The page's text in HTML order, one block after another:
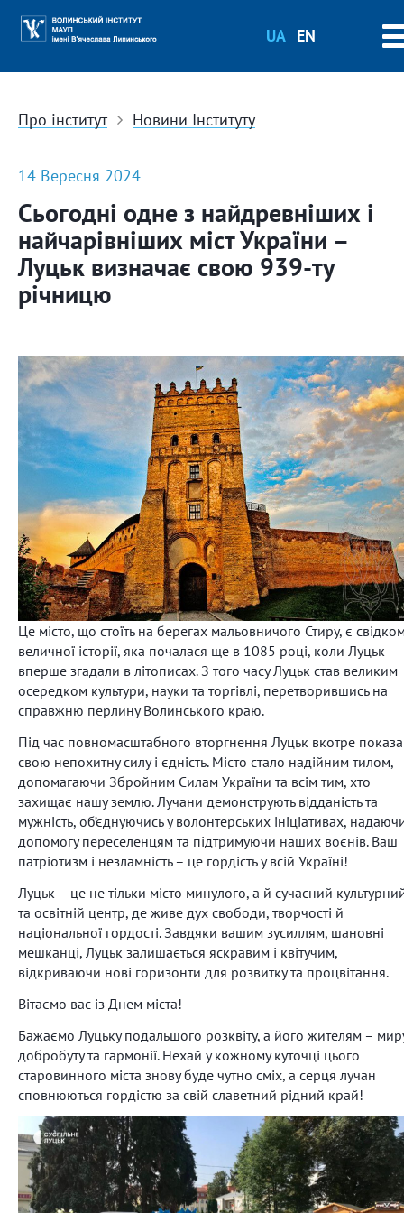
UA EN
Про інститут Новини Інституту
14 Вересня 2024
Сьогодні одне з найдревніших і
найчарівніших міст України –
Луцьк визначає свою 939-ту
річницю
Це місто, що стоїть на берегах мальовничого Стиру, є
величної історії, яка почалася ще в 1085 році, коли Луцьк
вперше згадали в літописах. З того часу Луцьк став великим
осередком культури, науки та торгівлі, перетворившись на
справжню перлину Волинського краю.
Під час повномасштабного вторгнення Луцьк вкотре
свою непохитну силу і єдність. Місто стало надійним тилом,
допомагаючи Збройним Силам України та всім тим, хто
захищає нашу землю. Лучани демонструють відданість та
мужність, об’єднуючись у волонтерських ініціативах,
допомогу переселенцям та підтримуючи наших воєнів. Ваш
патріотизм і незламність – це гордість у всій Україні!
Луцьк – це не тільки місто минулого, а й сучасний
та освітній центр, де живе дух свободи, творчості й
національної гордості. Завдяки вашим зусиллям, шановні
мешканці, Луцьк залишається яскравим і квітучим,
відкриваючи нові горизонти для розвитку та процвітання.
Вітаємо вас із Днем міста!
Бажаємо Луцьку подальшого розквіту, а його жителям –
добробуту та гармонії. Нехай у кожному куточці цього
старовинного міста знову буде чутно сміх, а серця лучан
сповнюються гордістю за свій славетний рідний край!